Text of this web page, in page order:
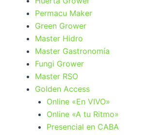
Permacu Maker
Green Grower
Master Hidro
Master Gastronomía
Fungi Grower
Master RSO
Golden Access
Online «En VIVO»
Online «A tu Ritmo»
Presencial en CABA